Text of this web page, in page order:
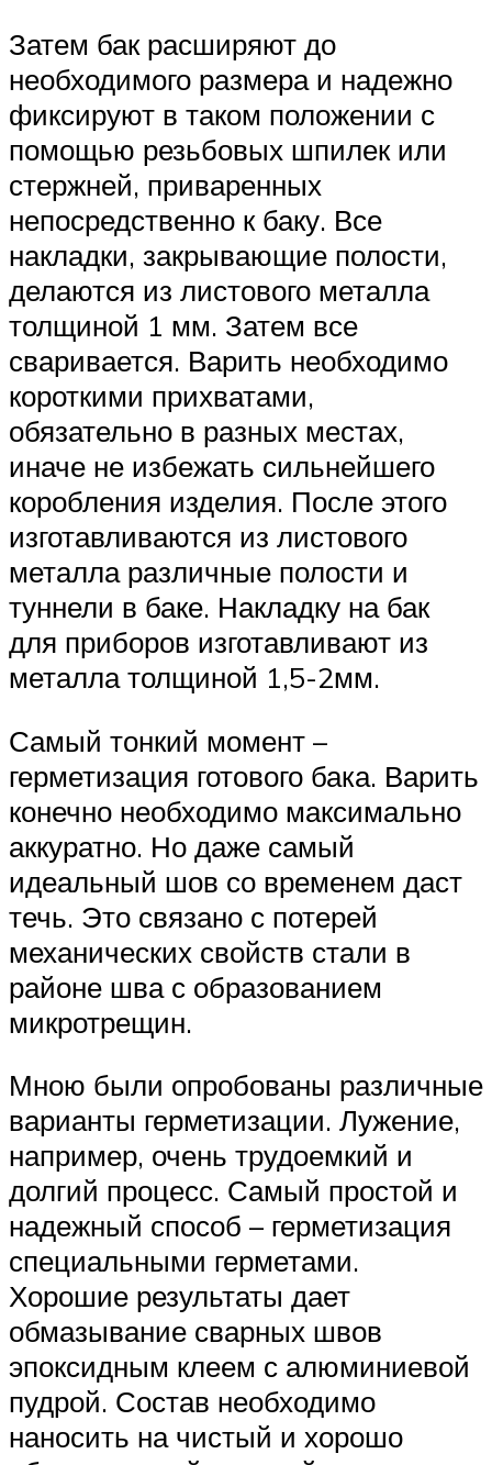
Затем бак расширяют до
необходимого размера и надежно
фиксируют в таком положении с
помощью резьбовых шпилек или
стержней, приваренных
непосредственно к баку. Все
накладки, закрывающие полости,
делаются из листового металла
толщиной 1 мм. Затем все
сваривается. Варить необходимо
короткими прихватами,
обязательно в разных местах,
иначе не избежать сильнейшего
коробления изделия. После этого
изготавливаются из листового
металла различные полости и
туннели в баке. Накладку на бак
для приборов изготавливают из
металла толщиной 1,5-2мм.
Самый тонкий момент –
герметизация готового бака. Варить
конечно необходимо максимально
аккуратно. Но даже самый
идеальный шов со временем даст
течь. Это связано с потерей
механических свойств стали в
районе шва с образованием
микротрещин.
Мною были опробованы различные
варианты герметизации. Лужение,
например, очень трудоемкий и
долгий процесс. Самый простой и
надежный способ – герметизация
специальными герметами.
Хорошие результаты дает
обмазывание сварных швов
эпоксидным клеем с алюминиевой
пудрой. Состав необходимо
наносить на чистый и хорошо